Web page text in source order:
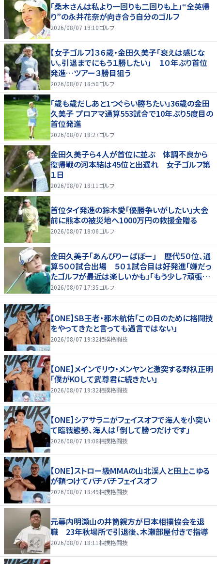
「桑木さんは私より一回りも二回りも上」“全英帰
り”の永井花奈が向き合う自分のゴルフ
2026/08/07 19:10ゴルフ
【女子ゴルフ】３６歳・金田久美子「衰えは感じな
い。引退までにもう１勝したい」 １０年ぶり首位
発進…ツアー３勝目狙う
2026/08/07 18:50ゴルフ
「歳も歳だしあと1つぐらい勝ちたい」36歳の金田
久美子 プロアマ通算553試合で10年ぶり5度目の
首位発進
2026/08/07 18:27ゴルフ
金田久美子ら４人が首位に並ぶ 体調不良から
復帰戦の河本結は45位と出遅れ 女子ゴルフ第
１日
2026/08/07 18:11 ゴルフ
首位タイ発進の鈴木愛「優勝争いがしたい」大会
前に熊本の被災地へ1000万円の救援金贈る
2026/08/07 18:06ゴルフ
金田久美子「あんびりーばぼー」 歴代５０位、通
算５００試合出場 ５０１試合目は好発進「嫌だっ
たゴルフが最近は楽しいかも」「もう少し？頑張り
たいな」
2026/08/07 17:35ゴルフ
【ONE】SB王者・都木航佑「この日のために格闘技
をやってきたと言っても過言ではない」
2026/08/07 19:32相撲格闘技
【ONE】メインでリウ・メンヤンと激突する野杁正明
「僕がKOして武尊君に続きたい」
2026/08/07 19:32相撲格闘技
【ONE】シアサラニがフェイスオフで海人を小突い
て臨戦態勢、海人は「倒して勝つだけです」
2026/08/07 19:08相撲格闘技
【ONE】ストロー級MMAの山北渓人と田上こゆる
が額つけてバチバチフェイスオフ
2026/08/07 18:49相撲格闘技
元幕内明瀬山の井筒親方が日本相撲協会を退
職 23年秋場所で引退後、木瀬部屋付きで指導
2026/08/07 18:11相撲格闘技